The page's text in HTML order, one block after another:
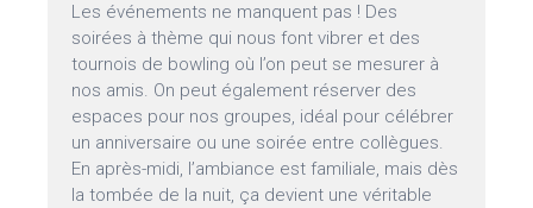
Les événements ne manquent pas ! Des
soirées à thème qui nous font vibrer et des
tournois de bowling où l’on peut se mesurer à
nos amis. On peut également réserver des
espaces pour nos groupes, idéal pour célébrer
un anniversaire ou une soirée entre collègues.
En après-midi, l’ambiance est familiale, mais dès
la tombée de la nuit, ça devient une véritable